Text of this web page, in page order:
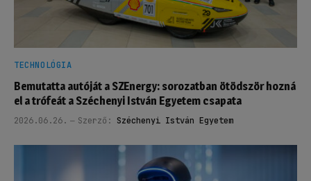
TECHNOLÓGIA
Bemutatta autóját a SZEnergy: sorozatban ötödször hozná
el a trófeát a Széchenyi István Egyetem csapata
2026.06.26. Szerző: Széchenyi István Egyetem